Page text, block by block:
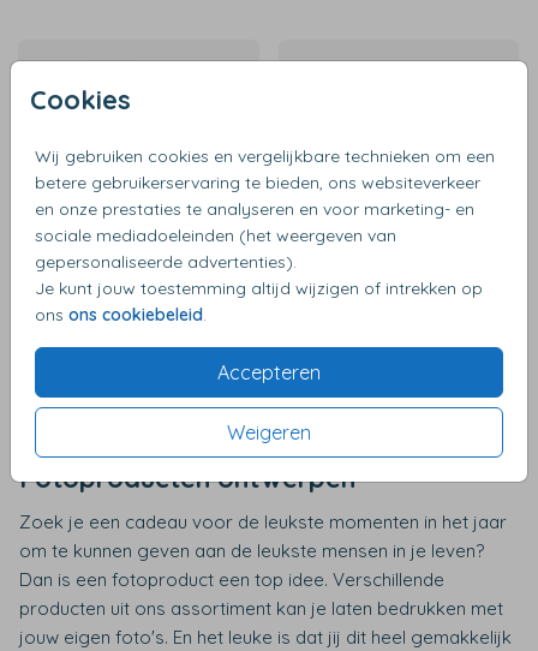
Cookies
Wij gebruiken cookies en vergelijkbare technieken om een
betere gebruikerservaring te bieden, ons websiteverkeer
en onze prestaties te analyseren en voor marketing- en
sociale mediadoeleinden (het weergeven van
gepersonaliseerde advertenties).
Je kunt jouw toestemming altijd wijzigen of intrekken op
ons ons cookiebeleid.
Accepteren
Weigeren
€ 12,99
Fotoproducten ontwerpen
Zoek je een cadeau voor de leukste momenten in het jaar
om te kunnen geven aan de leukste mensen in je leven?
Dan is een fotoproduct een top idee. Verschillende
producten uit ons assortiment kan je laten bedrukken met
jouw eigen foto's. En het leuke is dat jij dit heel gemakkelijk